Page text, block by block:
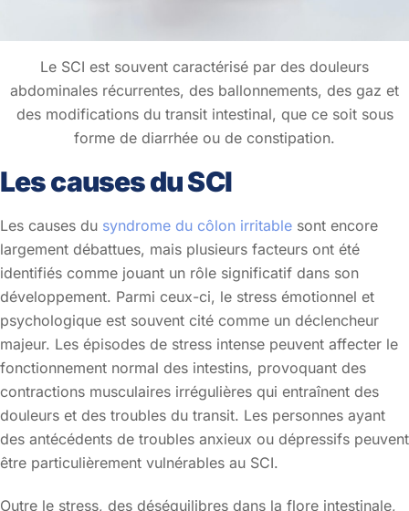
Le SCI est souvent caractérisé par des douleurs
abdominales récurrentes, des ballonnements, des gaz et
des modifications du transit intestinal, que ce soit sous
forme de diarrhée ou de constipation.
Les causes du SCI
Les causes du syndrome du côlon irritable sont encore
largement débattues, mais plusieurs facteurs ont été
identifiés comme jouant un rôle significatif dans son
développement. Parmi ceux-ci, le stress émotionnel et
psychologique est souvent cité comme un déclencheur
majeur. Les épisodes de stress intense peuvent affecter le
fonctionnement normal des intestins, provoquant des
contractions musculaires irrégulières qui entraînent des
douleurs et des troubles du transit. Les personnes ayant
des antécédents de troubles anxieux ou dépressifs peuvent
être particulièrement vulnérables au SCI.
Outre le stress, des déséquilibres dans la flore intestinale,